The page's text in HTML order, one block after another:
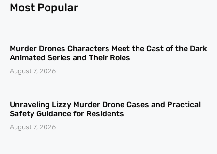
Most Popular
Murder Drones Characters Meet the Cast of the Dark
Animated Series and Their Roles
August 7, 2026
Unraveling Lizzy Murder Drone Cases and Practical
Safety Guidance for Residents
August 7, 2026